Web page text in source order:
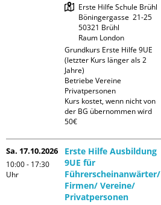
Erste Hilfe Schule Brühl
Böningergasse  21-25
50321 Brühl
Raum London
Grundkurs Erste Hilfe 9UE
(letzter Kurs länger als 2
Jahre)
Betriebe Vereine
Privatpersonen
Kurs kostet, wenn nicht von
der BG übernommen wird
50€
Sa. 17.10.2026
10:00 - 17:30
Uhr
Erste Hilfe Ausbildung
9UE für
Führerscheinanwärter/
Firmen/ Vereine/
Privatpersonen